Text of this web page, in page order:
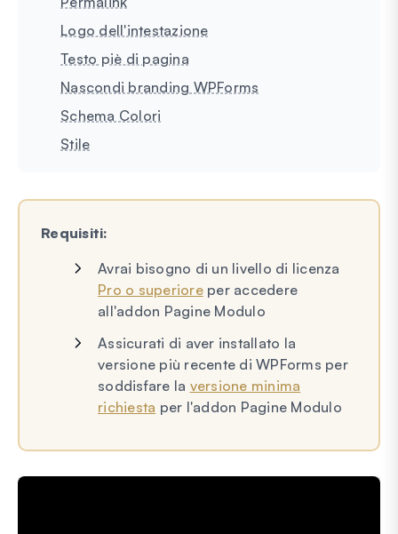
Logo dell'intestazione
Testo piè di pagina
Nascondi branding WPForms
Schema Colori
Stile
Requisiti:
Avrai bisogno di un livello di licenza
Pro o superioreper accedere
all'addon Pagine Modulo
Assicurati di aver installato la
versione più recente di WPForms per
soddisfare la versione minima
richiesta per l'addon Pagine Modulo